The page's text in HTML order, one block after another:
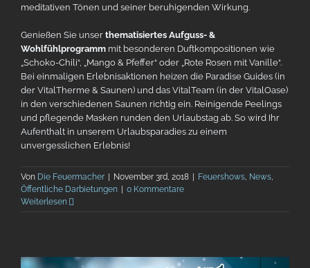
meditativen Tönen und seiner beruhigenden Wirkung.
Genießen Sie unser thematisiertes Aufguss- &
Wohlfühlprogramm mit besonderen Duftkompositionen wie
„Schoko-Chili“, „Mango & Pfeffer“ oder „Rote Rosen mit Vanille“.
Bei einmaligen Erlebnisaktionen heizen die Paradise Guides (in
der VitalTherme & Saunen) und das VitalTeam (in der VitalOase)
in den verschiedenen Saunen richtig ein. Reinigende Peelings
und pflegende Masken runden den Urlaubstag ab. So wird Ihr
Aufenthalt in unserem Urlaubsparadies zu einem
unvergesslichen Erlebnis!
Von Die Feuermacher November 3rd, 2018 Feuershows, News,
Öffentliche Darbietungen
0 Kommentare
Weiterlesen